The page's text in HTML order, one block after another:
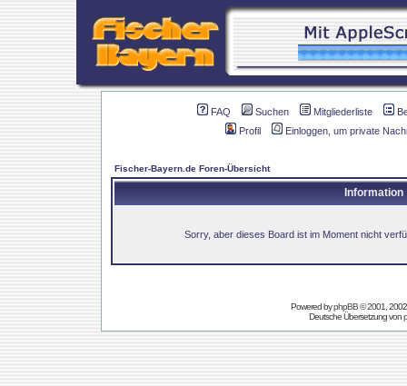
FAQ Suchen Mitgliederliste
Profil
Einloggen, um private
Fischer-Bayern.de Foren-Übersicht
Information
Sorry, aber dieses Board ist im Moment nicht
Powered byphpBB© 2001,
Deutsche Übersetzung von